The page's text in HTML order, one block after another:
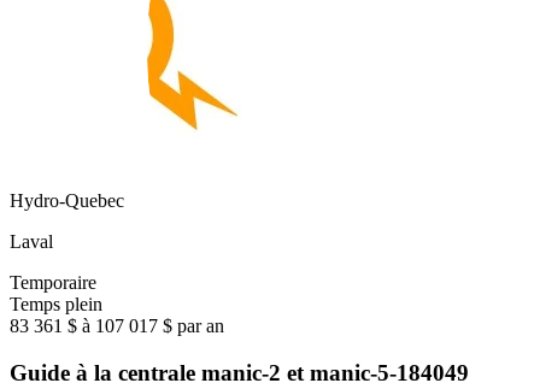
Hydro-Quebec
Laval
Temporaire
Temps plein
83 361 $ à 107 017 $ par an
Guide à la centrale manic-2 et manic-5-184049